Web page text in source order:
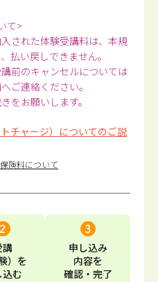
て>
された体験受講料は、本規
払い戻しできません。
前のキャンセルについては
ご連絡ください。
をお願いします。
チャージ）についてのご説
保険料について
講
） を
込む
申し込み
内容を
確認・完了